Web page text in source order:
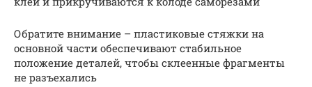
Обратите внимание – пластиковые стяжки на
основной части обеспечивают стабильное
положение деталей, чтобы склеенные фрагменты
не разъехались